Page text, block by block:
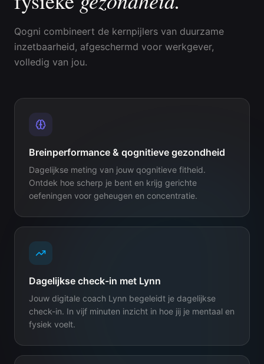
Qogni combineert de kernpijlers van duurzame
inzetbaarheid, afgeschermd voor werkgever,
volledig van jou.
Breinperformance & qognitieve gezondheid
Dagelijkse meting van jouw qognitieve fitheid.
Ontdek hoe scherp je bent en krijg gerichte
oefeningen voor geheugen en concentratie.
Dagelijkse check-in met Lynn
Jouw digitale coach Lynn begeleidt je dagelijkse
check-in. In vijf minuten inzicht in hoe jij je mentaal en
fysiek voelt.